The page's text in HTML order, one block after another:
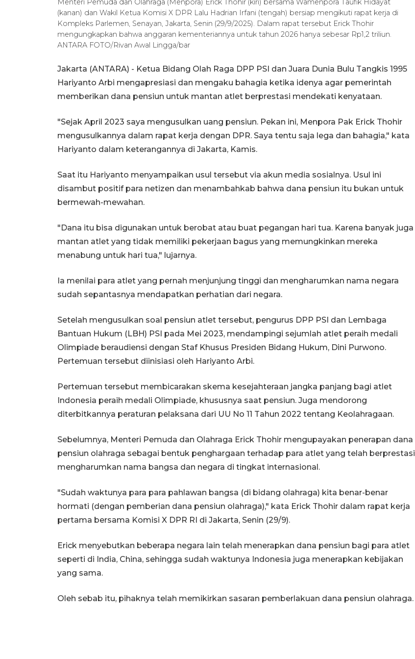
Menteri Pemuda dan Olahraga (Menpora) Erick Thohir (kiri) bersama Wamenpora Taufik Hidayat
(kanan) dan Wakil Ketua Komisi X DPR Lalu Hadrian Irfani (tengah) bersiap mengikuti rapat kerja di
Kompleks Parlemen, Senayan, Jakarta, Senin (29/9/2025). Dalam rapat tersebut Erick Thohir
mengungkapkan bahwa anggaran kementeriannya untuk tahun 2026 hanya sebesar Rp1,2 triliun.
ANTARA FOTO/Rivan Awal Lingga/bar
Jakarta (ANTARA) - Ketua Bidang Olah Raga DPP PSI dan Juara Dunia Bulu Tangkis 1995
Hariyanto Arbi mengapresiasi dan mengaku bahagia ketika idenya agar pemerintah
memberikan dana pensiun untuk mantan atlet berprestasi mendekati kenyataan.
"Sejak April 2023 saya mengusulkan uang pensiun. Pekan ini, Menpora Pak Erick Thohir
mengusulkannya dalam rapat kerja dengan DPR. Saya tentu saja lega dan bahagia," kata
Hariyanto dalam keterangannya di Jakarta, Kamis.
Saat itu Hariyanto menyampaikan usul tersebut via akun media sosialnya. Usul ini
disambut positif para netizen dan menambahkab bahwa dana pensiun itu bukan untuk
bermewah-mewahan.
"Dana itu bisa digunakan untuk berobat atau buat pegangan hari tua. Karena banyak juga
mantan atlet yang tidak memiliki pekerjaan bagus yang memungkinkan mereka
menabung untuk hari tua," lujarnya.
Ia menilai para atlet yang pernah menjunjung tinggi dan mengharumkan nama negara
sudah sepantasnya mendapatkan perhatian dari negara.
Setelah mengusulkan soal pensiun atlet tersebut, pengurus DPP PSI dan Lembaga
Bantuan Hukum (LBH) PSI pada Mei 2023, mendampingi sejumlah atlet peraih medali
Olimpiade beraudiensi dengan Staf Khusus Presiden Bidang Hukum, Dini Purwono.
Pertemuan tersebut diinisiasi oleh Hariyanto Arbi.
Pertemuan tersebut membicarakan skema kesejahteraan jangka panjang bagi atlet
Indonesia peraih medali Olimpiade, khususnya saat pensiun. Juga mendorong
diterbitkannya peraturan pelaksana dari UU No 11 Tahun 2022 tentang Keolahragaan.
Sebelumnya, Menteri Pemuda dan Olahraga Erick Thohir mengupayakan penerapan dana
pensiun olahraga sebagai bentuk penghargaan terhadap para atlet yang telah berprestasi
mengharumkan nama bangsa dan negara di tingkat internasional.
"Sudah waktunya para para pahlawan bangsa (di bidang olahraga) kita benar-benar
hormati (dengan pemberian dana pensiun olahraga)," kata Erick Thohir dalam rapat kerja
pertama bersama Komisi X DPR RI di Jakarta, Senin (29/9).
Erick menyebutkan beberapa negara lain telah menerapkan dana pensiun bagi para atlet
seperti di India, China, sehingga sudah waktunya Indonesia juga menerapkan kebijakan
yang sama.
Oleh sebab itu, pihaknya telah memikirkan sasaran pemberlakuan dana pensiun olahraga.
Karhutla Kalimantan Barat
22 Juli 2026 10:51